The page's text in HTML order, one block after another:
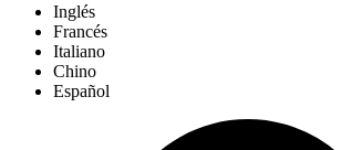
Inglés
Francés
Italiano
Chino
Español